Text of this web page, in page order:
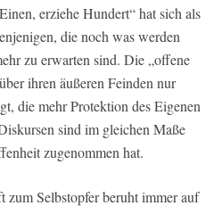
erziehe Hundert“ hat sich als
die noch was werden
zu erwarten sind. Die „offene
ihren äußeren Feinden nur
die mehr Protektion des Eigenen
sind im gleichen Maße
zugenommen hat.
zum Selbstopfer beruht immer auf